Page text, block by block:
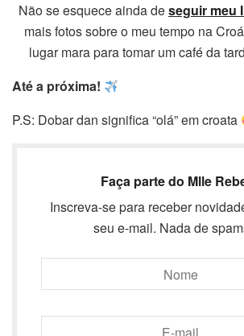
Não se esquece ainda deseguir meu
mais fotos sobre o meu tempo na
lugar mara para tomar um café da
Até a próxima!
P.S: Dobar dan significa “olá” em croata
Faça parte do Mlle
Inscreva-se para receber
seu e-mail. Nada de